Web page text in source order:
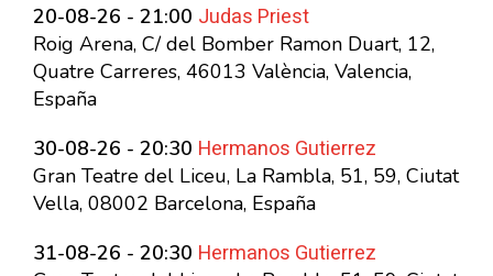
20-08-26 - 21:00 Judas Priest
Roig Arena, C/ del Bomber Ramon Duart, 12,
Quatre Carreres, 46013 València, Valencia,
España
30-08-26 - 20:30 Hermanos Gutierrez
Gran Teatre del Liceu, La Rambla, 51, 59, Ciutat
Vella, 08002 Barcelona, España
31-08-26 - 20:30 Hermanos Gutierrez